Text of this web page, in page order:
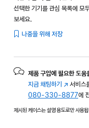
선택한 기기를 관심 목록에 모
보세요.
나중을 위해 저장
제품 구입에 필요한 도움
지금 채팅하기 (새
창에서
열림)
서비스
080-330-8877에
제시된 케이스는 설명 용도로만 사용